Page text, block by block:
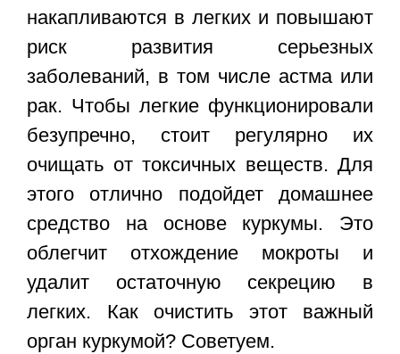
накапливаются в легких и повышают
риск развития серьезных
заболеваний, в том числе астма или
рак. Чтобы легкие функционировали
безупречно, стоит регулярно их
очищать от токсичных веществ. Для
этого отлично подойдет домашнее
средство на основе куркумы. Это
облегчит отхождение мокроты и
удалит остаточную секрецию в
легких. Как очистить этот важный
орган куркумой? Советуем.